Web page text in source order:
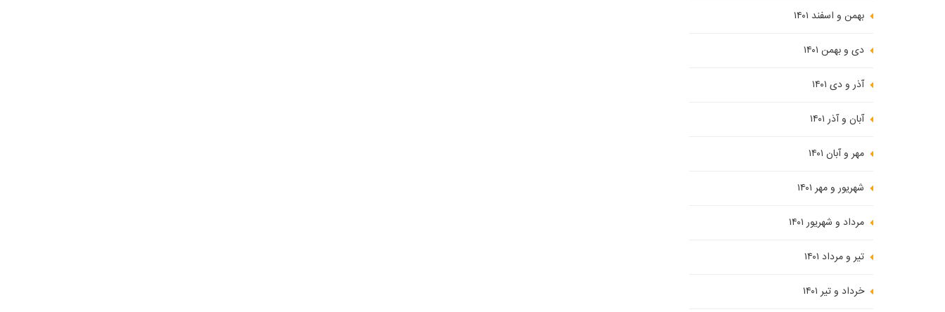
بهمن و اسفند ۱۴۰۱
دی و بهمن ۱۴۰۱
آذر و دی ۱۴۰۱
آبان و آذر ۱۴۰۱
مهر و آبان ۱۴۰۱
شهریور و مهر ۱۴۰۱
مرداد و شهریور ۱۴۰۱
تیر و مرداد ۱۴۰۱
خرداد و تیر ۱۴۰۱